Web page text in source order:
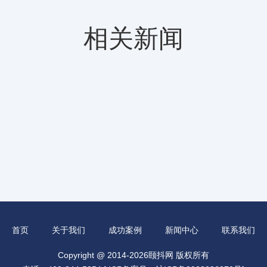
相关新闻
首页 关于我们 成功案例 新闻中心 联系我们
Copyright @ 2014-2026颐抖网 版权所有